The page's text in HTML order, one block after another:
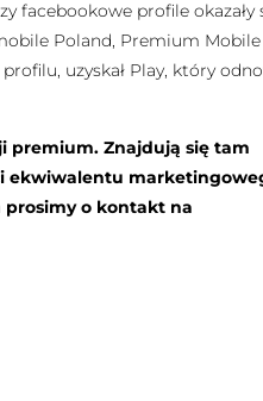
facebookowe profile okazały
Poland, Premium
uzyskał Play, który
premium. Znajdują się tam
ekwiwalentu
prosimy o kontakt na